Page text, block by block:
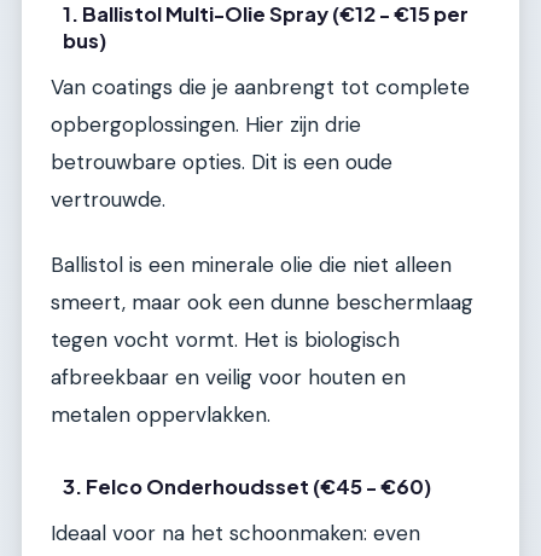
1. Ballistol Multi-Olie Spray (€12 - €15 per
bus)
Van coatings die je aanbrengt tot complete
opbergoplossingen. Hier zijn drie
betrouwbare opties. Dit is een oude
vertrouwde.
Ballistol is een minerale olie die niet alleen
smeert, maar ook een dunne beschermlaag
tegen vocht vormt. Het is biologisch
afbreekbaar en veilig voor houten en
metalen oppervlakken.
3. Felco Onderhoudsset (€45 - €60)
Ideaal voor na het schoonmaken: even